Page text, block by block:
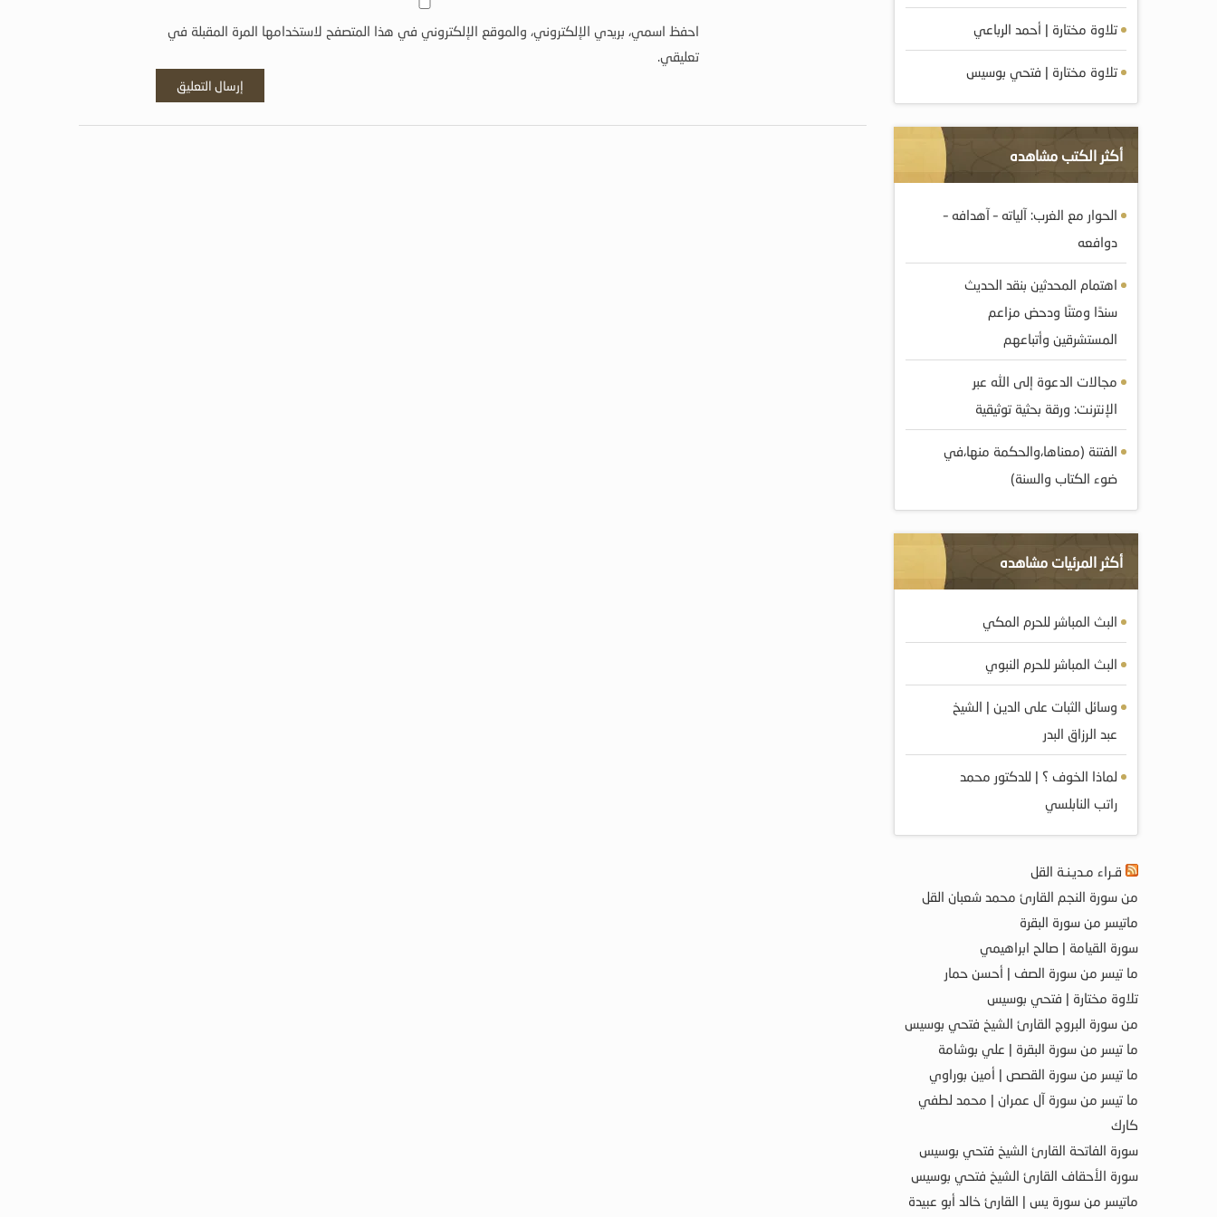
احفظ اسمي، بريدي الإلكتروني، والموقع الإلكتروني في هذا المتصفح لاستخدامها المرة المقبلة في
تعليقي.
تلاوة مختارة | أحمد الرباعي
تلاوة مختارة | فتحي بوسيس
أكثر الكتب مشاهده
الحوار مع الغرب: آلياته – آهدافه –
دوافعه
اهتمام المحدثين بنقد الحديث
سندًا ومتنًا ودحض مزاعم
المستشرقين وأتباعهم
مجالات الدعوة إلى الله عبر
الإنترنت: ورقة بحثية توثيقية
الفتنة (معناها،والحكمة منها،في
ضوء الكتاب والسنة)
أكثر المرئيات مشاهده
البث المباشر للحرم المكي
البث المباشر للحرم النبوي
وسائل الثبات على الدين | الشيخ
عبد الرزاق البدر
لماذا الخوف ؟ | للدكتور محمد
راتب النابلسي
قـراء مـديـنـة القل
من سورة النجم القارئ محمد شعبان القل
ماتيسر من سورة البقرة
سورة القيامة | صالح ابراهيمي
ما تيسر من سورة الصف | أحسن حمار
تلاوة مختارة | فتحي بوسيس
من سورة البروج القارئ الشيخ فتحي بوسيس
ما تيسر من سورة البقرة | علي بوشامة
ما تيسر من سورة القصص | أمين بوراوي
ما تيسر من سورة آل عمران | محمد لطفي
كارك
سورة الفاتحة القارئ الشيخ فتحي بوسيس
سورة الأحقاف القارئ الشيخ فتحي بوسيس
ماتيسر من سورة يس | القارئ خالد أبو عبيدة